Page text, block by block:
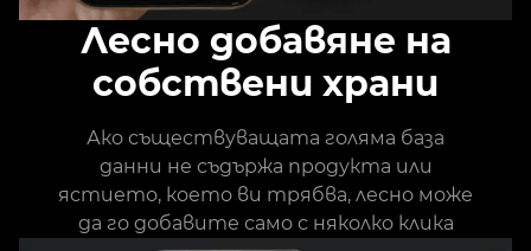
Лесно добавяне на
собствени храни
Ако съществуващата голяма база
данни не съдържа продукта или
ястието, което ви трябва, лесно може
да го добавите само с няколко клика